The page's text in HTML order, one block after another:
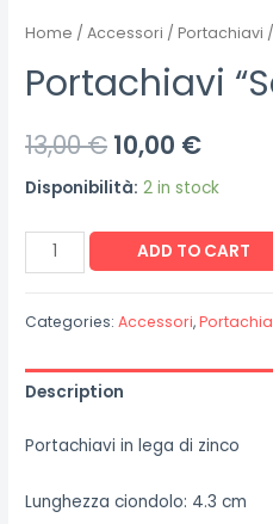
Home /Accessori /Portachiavi
Portachiavi
13,00€ 10,00 €
Disponibilità: 2 in stock
Portachiavi
"Serpente"
ADD TO CART
Categories:Accessori,
Description
Portachiavi in lega di zinco
Lunghezza ciondolo: 4.3 cm